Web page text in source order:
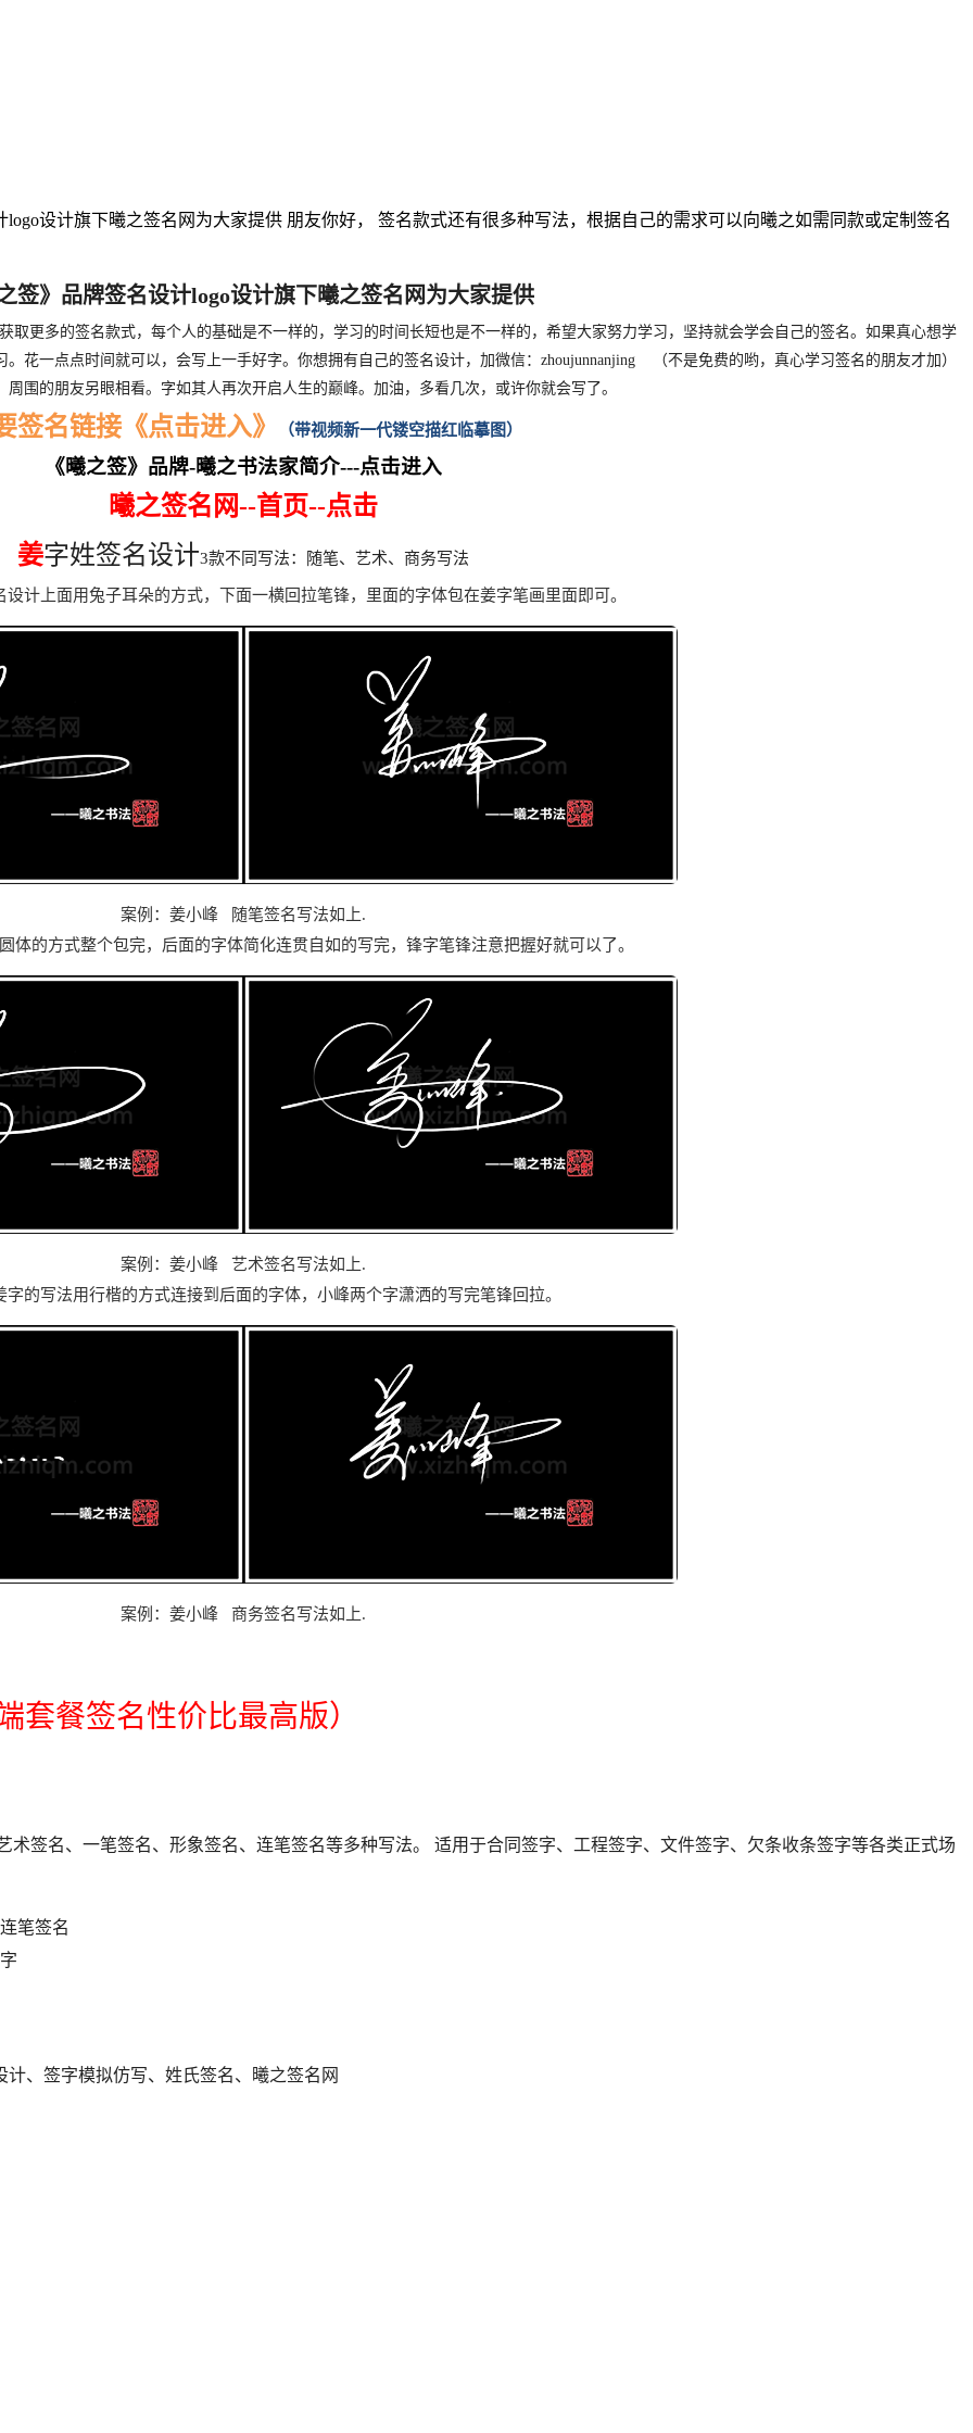
logo设计旗下曦之签名网为大家提供 朋友你好， 签名款式还有很多种写法，根据自己的需求可以向曦之如需同款或定制签名
签》品牌签名设计logo设计旗下曦之签名网为大家提供
取更多的签名款式，每个人的基础是不一样的，学习的时间长短也是不一样的，希望大家努力学习，坚持就会学会自己的签名。如果真心想学
花一点点时间就可以，会写上一手好字。你想拥有自己的签名设计，加微信：zhoujunnanjing （不是免费的哟，真心学习签名的朋友才加）
围的朋友另眼相看。字如其人再次开启人生的巅峰。加油，多看几次，或许你就会写了。
签名链接《点击进入》 （带视频新一代镂空描红临摹图）
《曦之签》品牌-曦之书法家简介---点击进入
曦之签名网--首页--点击
姜字姓签名设计3款不同写法：随笔、艺术、商务写法
计上面用兔子耳朵的方式，下面一横回拉笔锋，里面的字体包在姜字笔画里面即可。
案例：姜小峰 随笔签名写法如上.
体的方式整个包完，后面的字体简化连贯自如的写完，锋字笔锋注意把握好就可以了。
案例：姜小峰 艺术签名写法如上.
字的写法用行楷的方式连接到后面的字体，小峰两个字潇洒的写完笔锋回拉。
案例：姜小峰 商务签名写法如上.
套餐签名性价比最高版）
签名、一笔签名、形象签名、连笔签名等多种写法。 适用于合同签字、工程签字、文件签字、欠条收条签字等各类正式场
笔签名
计、签字模拟仿写、姓氏签名、曦之签名网